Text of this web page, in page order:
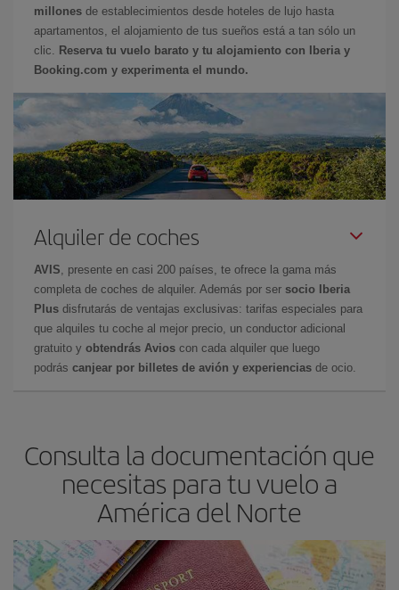
millones de establecimientos desde hoteles de lujo hasta
apartamentos, el alojamiento de tus sueños está a tan sólo un
clic.
Reserva tu vuelo barato y tu alojamiento con Iberia y
Booking.com y experimenta el mundo.
Alquiler de coches
AVIS , presente en casi 200 países, te ofrece la gama más
completa de coches de alquiler. Además por ser socio Iberia
Plus disfrutarás de ventajas exclusivas: tarifas especiales para
que alquiles tu coche al mejor precio, un conductor adicional
gratuito y obtendrás Avios con cada alquiler que luego
podrás canjear por billetes de avión y experiencias de ocio.
Consulta la documentación que
necesitas para tu vuelo a
América del Norte